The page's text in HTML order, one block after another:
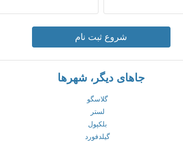
شروع ثبت نام
جاهای دیگر، شهرها
گلاسگو
لستر
بلکپول
گیلدفورد